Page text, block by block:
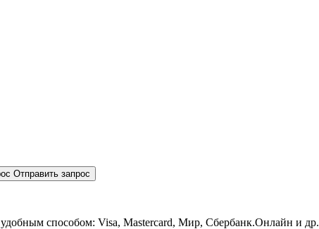
Отправить запрос
удобным способом: Visa, Mastercard, Мир, Сбербанк.Онлайн и др.